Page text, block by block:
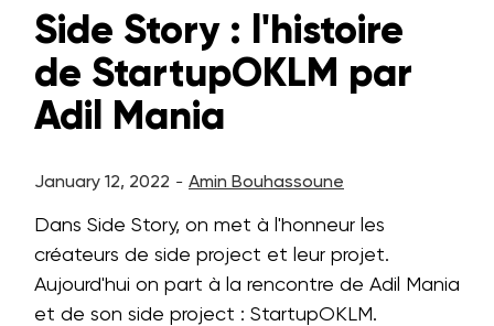
Side Story : l'histoire
de StartupOKLM par
Adil Mania
January 12, 2022 - Amin Bouhassoune
Dans Side Story, on met à l'honneur les
créateurs de side project et leur projet.
Aujourd'hui on part à la rencontre de Adil Mania
et de son side project : StartupOKLM.